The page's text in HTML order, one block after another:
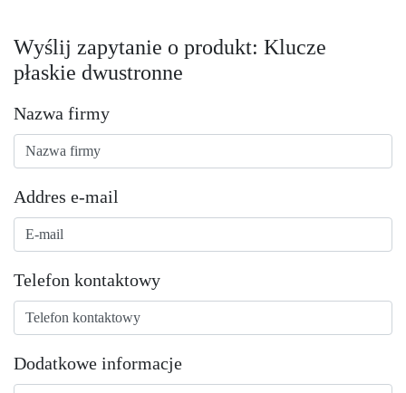
Wyślij zapytanie o produkt: Klucze
płaskie dwustronne
Nazwa firmy
Addres e-mail
Telefon kontaktowy
Dodatkowe informacje